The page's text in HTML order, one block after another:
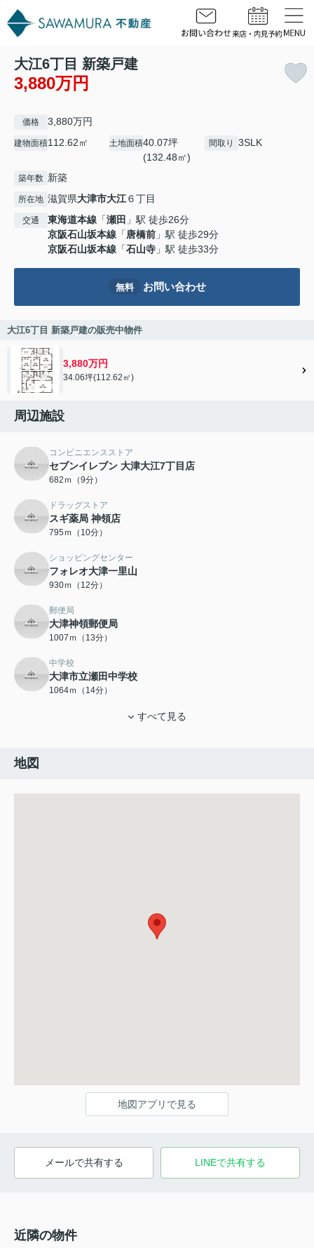
大江6丁目 新築戸建
3,880万円
価格 3,880万円
建物面積112.62㎡ 土地面積40.07坪
(132.48㎡)
間取り 3SLK
築年数 新築
所在地 滋賀県大津市大江６丁目
交通 東海道本線 「瀬田 」駅 徒歩26分
京阪石山坂本線 「唐橋前 」駅 徒歩29分
京阪石山坂本線 「石山寺 」駅 徒歩33分
無料 お問い合わせ
大江6丁目 新築戸建の販売中物件
3,880万円
34.06坪(112.62㎡)
周辺施設
コンビニエンスストア
セブンイレブン 大津大江7丁目店
682ｍ（9分）
ドラッグストア
スギ薬局 神領店
795ｍ（10分）
ショッピングセンター
フォレオ大津一里山
930ｍ（12分）
郵便局
大津神領郵便局
1007ｍ（13分）
中学校
大津市立瀬田中学校
1064ｍ（14分）
すべて見る
地図
地図アプリで見る
メールで共有する LINEで共有する
近隣の物件